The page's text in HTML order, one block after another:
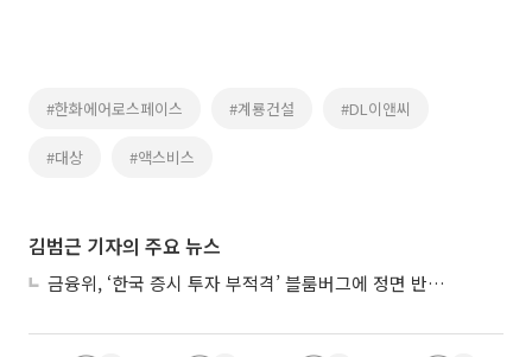
#한화에어로스페이스 #계룡건설 #DL이앤씨
#대상 #액스비스
김범근 기자의 주요 뉴스
금융위, ‘한국 증시 투자 부적격’ 블룸버그에 정면 반박…“근거 불분명”